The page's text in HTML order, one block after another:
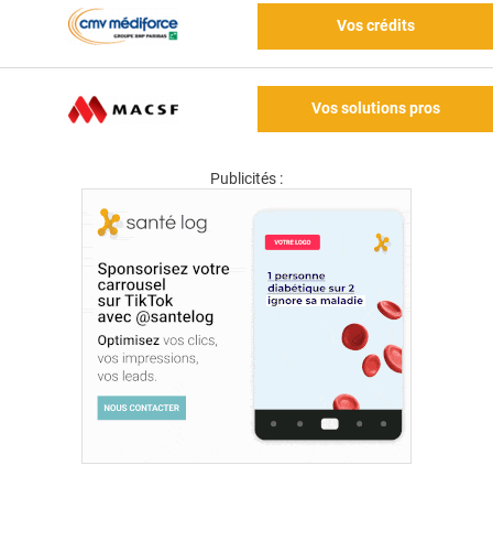
Vos crédits
Vos solutions pros
Publicités :